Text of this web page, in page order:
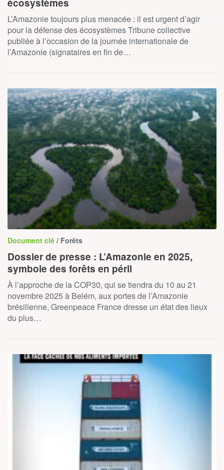
écosystèmes
L’Amazonie toujours plus menacée : il est urgent d’agir
pour la défense des écosystèmes Tribune collective
publiée à l’occasion de la journée internationale de
l’Amazonie (signataires en fin de…
Document clé / Forêts
Dossier de presse : L’Amazonie en 2025,
symbole des forêts en péril
À l’approche de la COP30, qui se tiendra du 10 au 21
novembre 2025 à Belém, aux portes de l’Amazonie
brésilienne, Greenpeace France dresse un état des lieux
du plus…